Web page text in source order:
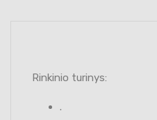
Rinkinio turinys:
.